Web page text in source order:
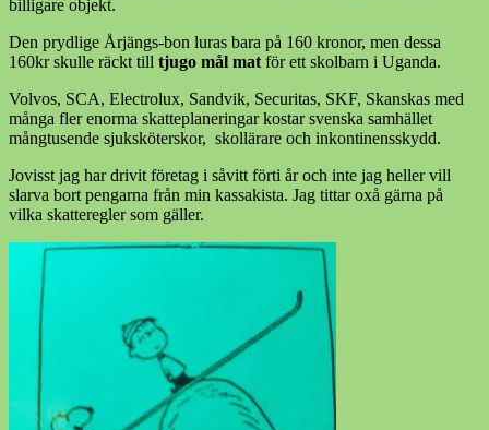
billigare objekt.
Den prydlige Årjängs-bon luras bara på 160 kronor, men dessa
160kr skulle räckt till tjugo mål mat för ett skolbarn i Uganda.
Volvos, SCA, Electrolux, Sandvik, Securitas, SKF, Skanskas med
många fler enorma skatteplaneringar kostar svenska samhället
mångtusende sjuksköterskor, skollärare och inkontinensskydd.
Jovisst jag har drivit företag i såvitt förti år och inte jag heller vill
slarva bort pengarna från min kassakista. Jag tittar oxå gärna på
vilka skatteregler som gäller.